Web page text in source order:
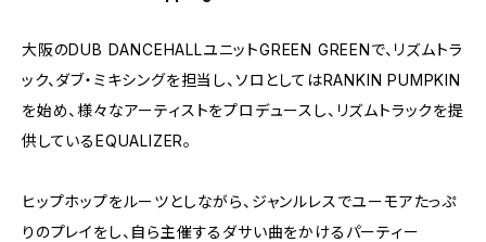
大阪のDUB DANCEHALLユニットGREEN GREENで、リズムトラ
ック、ダブ・ミキシングを担当し、ソロとしてはRANKIN PUMPKIN
を始め、様々なアーティストをプロデュースし、リズムトラックを提
供しているEQUALIZER。
ヒップホップをルーツとしながら、ジャンルレスでユーモアたっぷ
りのプレイをし、自ら主催するダサい曲をかけるパーティー